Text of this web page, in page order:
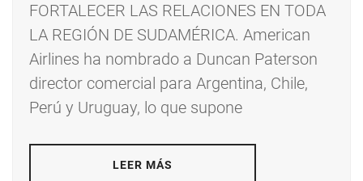
FORTALECER LAS RELACIONES EN TODA
LA REGIÓN DE SUDAMÉRICA. American
Airlines ha nombrado a Duncan Paterson
director comercial para Argentina, Chile,
Perú y Uruguay, lo que supone
LEER MÁS